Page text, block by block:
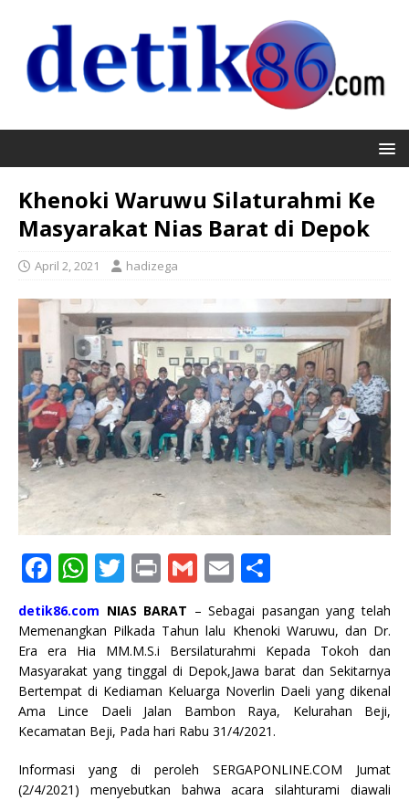
Khenoki Waruwu Silaturahmi Ke
Masyarakat Nias Barat di Depok
April 2, 2021 hadizega
F
a
c
e
b
o
o
k
W
at
s
A
p
p
T
w
it
te
r
P
ri
n
t
G
m
ai
l
E
m
ai
l
ar
e
detik86.com NIAS BARAT – Sebagai pasangan yang telah
Memenangkan Pilkada Tahun lalu Khenoki Waruwu, dan Dr.
Era era Hia MM.M.S.i Bersilaturahmi Kepada Tokoh dan
Masyarakat yang tinggal di Depok,Jawa barat dan Sekitarnya
Bertempat di Kediaman Keluarga Noverlin Daeli yang dikenal
Ama Lince Daeli Jalan Bambon Raya, Kelurahan Beji,
Kecamatan Beji, Pada hari Rabu 31/4/2021.
Informasi yang di peroleh SERGAPONLINE.COM Jumat
(2/4/2021) menyebutkan bahwa acara silahturami diawali